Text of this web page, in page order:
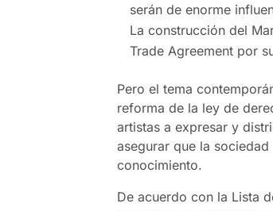
serán de enorme
La construcción del
Trade Agreement por
Pero el tema
reforma de la ley de
artistas a expresar y
asegurar que la
conocimiento.
De acuerdo con la Lista